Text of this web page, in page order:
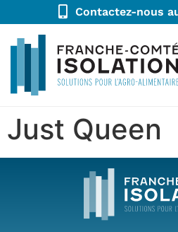
Contactez-nous
Just Queen